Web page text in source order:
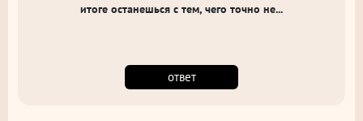
итоге останешься с тем, чего точно не...
ответ